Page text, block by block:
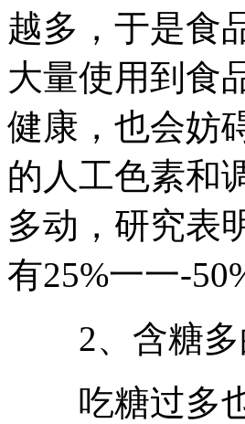
越多，于是食
大量使用到食
健康，也会妨
的人工色素和
多动，研究表
有25%一一-
2、含糖多
吃糖过多也